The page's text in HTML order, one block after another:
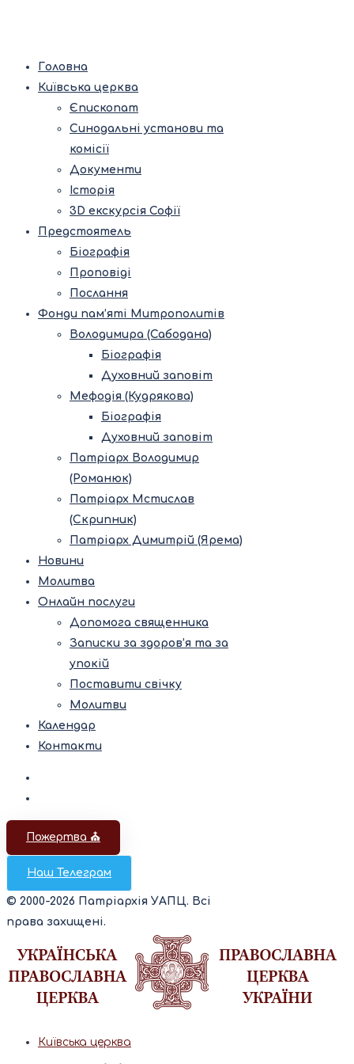
Головна
Київська церква
Єпископат
Синодальні установи та
комісії
Документи
Історія
3D екскурсія Софії
Предстоятель
Біографія
Проповіді
Послання
Фонди пам’яті Митрополитів
Володимира (Сабодана)
Біографія
Духовний заповіт
Мефодія (Кудрякова)
Біографія
Духовний заповіт
Патріарх Володимир
(Романюк)
Патріарх Мстислав
(Скрипник)
Патріарх Димитрій (Ярема)
Новини
Молитва
Онлайн послуги
Допомога священника
Записки за здоров’я та за
упокій
Поставити свічку
Молитви
Календар
Контакти
Пожертва ⛪️
Наш Телеграм
© 2000-2026 Патріархія УАПЦ. Всі
права захищені.
Київська церква